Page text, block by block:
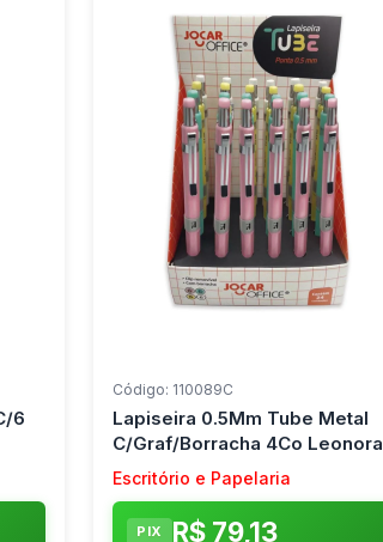
6
Código: 110089C
Lapiseira 0.5Mm Tube Metal
C/Graf/Borracha 4Co Leonora
C/ 24 Unidades
Escritório e Papelaria
PIX R$ 79,13